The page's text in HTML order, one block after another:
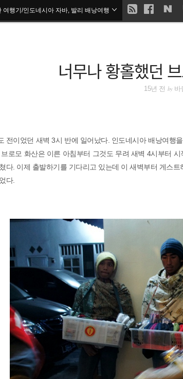
현
치
여행기/인도네시아 자바, 발리 배낭여행
너무나 황홀했던
15년 전 by바
전이었던 새벽 3시 반에 일어났다. 인도네시아 배낭여행
로모 화산은 이른 아침부터 그것도 무려 새벽 4시부터
다. 이제 출발하기를 기다리고 있는데 이 새벽부터 게스
다.
오스트레일리아
필리핀
배낭여행
여행
일본